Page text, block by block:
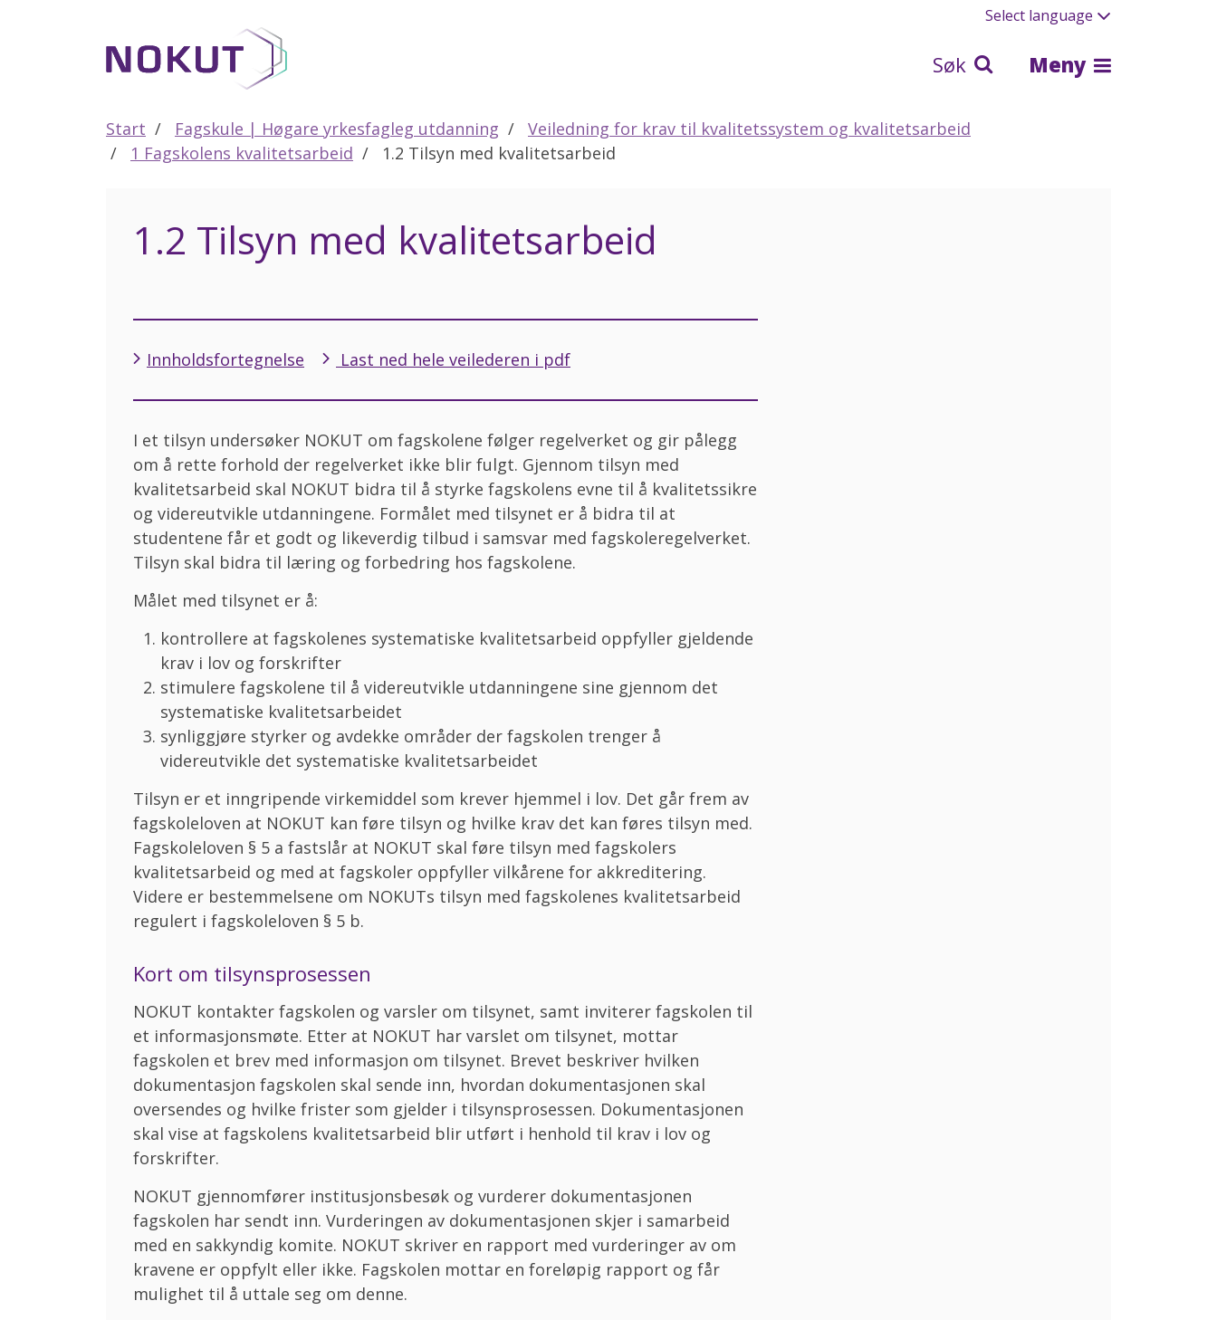
Select language
Søk Meny
Start Fagskule | Høgare yrkesfagleg utdanning
Veiledning for krav til kvalitetssystem og kvalitetsarbeid
1 Fagskolens kvalitetsarbeid
1.2 Tilsyn med kvalitetsarbeid
1.2 Tilsyn med kvalitetsarbeid
Innholdsfortegnelse Last ned hele veilederen i pdf
I et tilsyn undersøker NOKUT om fagskolene følger regelverket og gir pålegg
om å rette forhold der regelverket ikke blir fulgt. Gjennom tilsyn med
kvalitetsarbeid skal NOKUT bidra til å styrke fagskolens evne til å kvalitetssikre
og videreutvikle utdanningene. Formålet med tilsynet er å bidra til at
studentene får et godt og likeverdig tilbud i samsvar med fagskoleregelverket.
Tilsyn skal bidra til læring og forbedring hos fagskolene.
Målet med tilsynet er å:
kontrollere at fagskolenes systematiske kvalitetsarbeid oppfyller gjeldende
krav i lov og forskrifter
stimulere fagskolene til å videreutvikle utdanningene sine gjennom det
systematiske kvalitetsarbeidet
synliggjøre styrker og avdekke områder der fagskolen trenger å
videreutvikle det systematiske kvalitetsarbeidet
Tilsyn er et inngripende virkemiddel som krever hjemmel i lov. Det går frem av
fagskoleloven at NOKUT kan føre tilsyn og hvilke krav det kan føres tilsyn med.
Fagskoleloven § 5 a fastslår at NOKUT skal føre tilsyn med fagskolers
kvalitetsarbeid og med at fagskoler oppfyller vilkårene for akkreditering.
Videre er bestemmelsene om NOKUTs tilsyn med fagskolenes kvalitetsarbeid
regulert i fagskoleloven § 5 b.
Kort om tilsynsprosessen
NOKUT kontakter fagskolen og varsler om tilsynet, samt inviterer fagskolen til
et informasjonsmøte. Etter at NOKUT har varslet om tilsynet, mottar
fagskolen et brev med informasjon om tilsynet. Brevet beskriver hvilken
dokumentasjon fagskolen skal sende inn, hvordan dokumentasjonen skal
oversendes og hvilke frister som gjelder i tilsynsprosessen. Dokumentasjonen
skal vise at fagskolens kvalitetsarbeid blir utført i henhold til krav i lov og
forskrifter.
NOKUT gjennomfører institusjonsbesøk og vurderer dokumentasjonen
fagskolen har sendt inn. Vurderingen av dokumentasjonen skjer i samarbeid
med en sakkyndig komite. NOKUT skriver en rapport med vurderinger av om
kravene er oppfylt eller ikke. Fagskolen mottar en foreløpig rapport og får
mulighet til å uttale seg om denne.